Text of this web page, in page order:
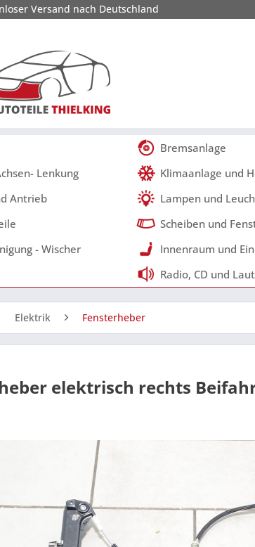
Versand nach Deutschland
Bremsanlage
Lenkung
Klimaanlage und
Antrieb
Lampen und
Scheiben und
- Wischer
Innenraum und
Radio, CD und
Elektrik Fensterheber
elektrisch rechts